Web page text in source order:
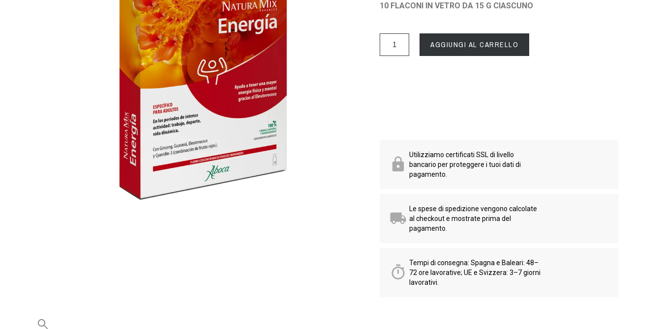
10 FLACONI IN VETRO DA 15 G CIASCUNO
AGGIUNGI AL CARRELLO
Utilizziamo certificati SSL di livello
bancario per proteggere i tuoi dati di
pagamento.
Le spese di spedizione vengono calcolate
al checkout e mostrate prima del
pagamento.
Tempi di consegna: Spagna e Baleari: 48–
72 ore lavorative; UE e Svizzera: 3–7 giorni
lavorativi.